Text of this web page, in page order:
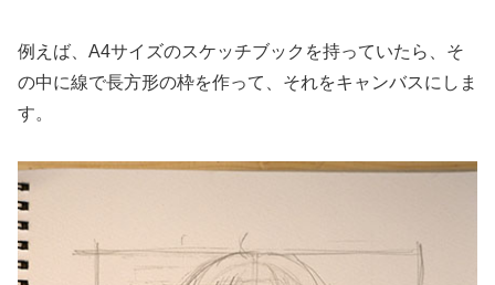
例えば、A4サイズのスケッチブックを持っていたら、そ
の中に線で長方形の枠を作って、それをキャンバスにしま
す。